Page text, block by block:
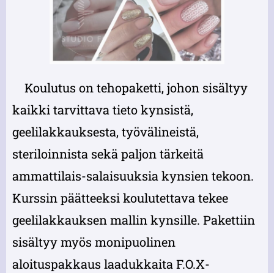
Koulutus on tehopaketti, johon sisältyy
kaikki tarvittava tieto kynsistä,
geelilakkauksesta, työvälineistä,
steriloinnista sekä paljon tärkeitä
ammattilais-salaisuuksia kynsien tekoon.
Kurssin päätteeksi koulutettava tekee
geelilakkauksen mallin kynsille. Pakettiin
sisältyy myös monipuolinen
aloituspakkaus laadukkaita F.O.X-